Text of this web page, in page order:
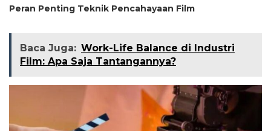
Peran Penting Teknik Pencahayaan Film
Baca Juga: Work-Life Balance di Industri
Film: Apa Saja Tantangannya?